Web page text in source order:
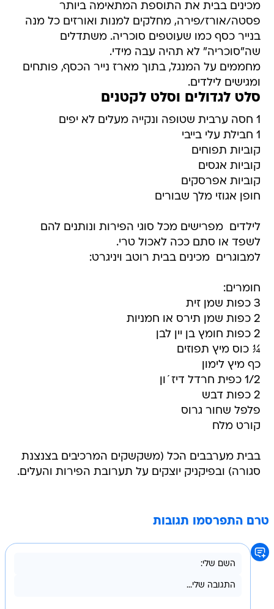
מכינים בבית את התוספת המתאימה ביותר 
פסטה/אורז/פירה, מחלקים למנות ואורזים כל מנה
בנייר כסף כמו שעוטפים סוכריה. משתדלים
שה"סוכריה" לא תהיה עבה מידי.
מחממים על המנגל, בתוך מארז נייר הכסף, פותחים
ומגישים לילדים.
סלט לגדולים וסלט לקטנים
1 חסה ערבית שטופה ונקייה מעלים לא יפים
1 חבילת עלי בייבי
קוביות תפוחים
קוביות אגסים
קוביות אפרסקים
חופן אגוזי מלך שבורים
לילדים  מפרישים מכל סוגי הפירות ונותנים להם
לשפד או סתם ככה לאכול טרי.
למבוגרים  מכינים בבית רוטב ויניגרט:
חומרים:
3 כפות שמן זית
2 כפות שמן תירס או חמניות
2 כפות חומץ בן יין לבן
¼ כוס מיץ תפוזים
כף מיץ לימון
1/2 כפית חרדל דיז´ון
2 כפות דבש
פלפל שחור גרוס
קורט מלח
בבית מערבבים הכל (משקשקים המרכיבים בצנצנת
סגורה) ובפיקניק יוצקים על תערובת הפירות והעלים.
טרם התפרסמו תגובות